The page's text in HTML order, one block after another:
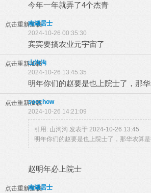
今年一年就弄了4个杰青
点击重新加载
南湖居士
2024-10-26 00:35:30
宾宾要搞农业元宇宙了
点击重新加载
山沟沟
2024-10-26 13:45:35
明年你们的赵要是也上院士了，那
点击重新加载soochow
2024-10-26 14:21:09
引用: 山沟沟 发表于 2024-10-26 13:45
明年你们的赵要是也上院士了，那华农算
赵明年必上院士
点击重新加载
南湖居士